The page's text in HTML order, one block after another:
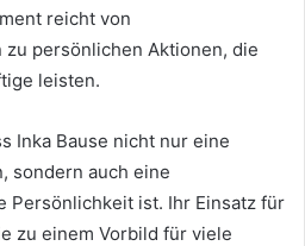
reicht von
persönlichen Aktionen, die
leisten.
Inka Bause nicht nur eine
sondern auch eine
Persönlichkeit ist. Ihr Einsatz für
zu einem Vorbild für viele